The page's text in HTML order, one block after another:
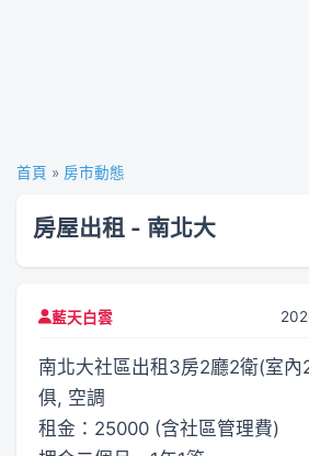
首頁 » 房市動態
房屋出租 - 南北大
藍天白雲
南北大社區出租3房2廳2衛(室內
俱, 空調
租金：25000 (含社區管理費)